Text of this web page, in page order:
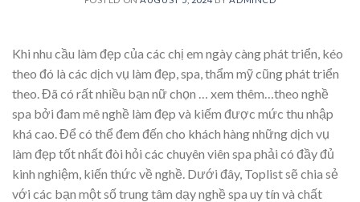
Khi nhu cầu làm đẹp của các chị em ngày càng phát triển, kéo
theo đó là các dịch vụ làm đẹp, spa, thẩm mỹ cũng phát triển
theo. Đã có rất nhiều bạn nữ chọn
… xem thêm… theo nghề
spa bởi đam mê nghề làm đẹp và kiếm được mức thu nhập
khá cao. Để có thể đem đến cho khách hàng những dịch vụ
làm đẹp tốt nhất đòi hỏi các chuyên viên spa phải có đầy đủ
kinh nghiệm, kiến thức về nghề. Dưới đây, Toplist sẽ chia sẻ
với các bạn một số trung tâm dạy nghề spa uy tín và chất